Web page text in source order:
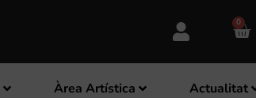
0
Àrea Artística Actualitat